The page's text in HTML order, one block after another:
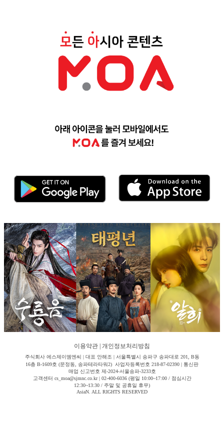
이용약관 개인정보처리방침
주식회사 에스제이엠엔씨 | 대표 안해조 | 서울특별시 송파구 송파대로 201, B동
16층 B-1609호 (문정동, 송파테라타워2) 사업자등록번호 218-87-02390 | 통신판
매업 신고번호 제-2024-서울송파-3233호
고객센터 cs_moa@sjmnc.co.kr | 02-400-6036 (평일 10:00~17:00 / 점심시간
12:30~13:30 / 주말 및 공휴일 휴무)
AsiaN. ALL RIGHTS RESERVED